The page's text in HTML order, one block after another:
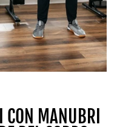
CON MANUBRI